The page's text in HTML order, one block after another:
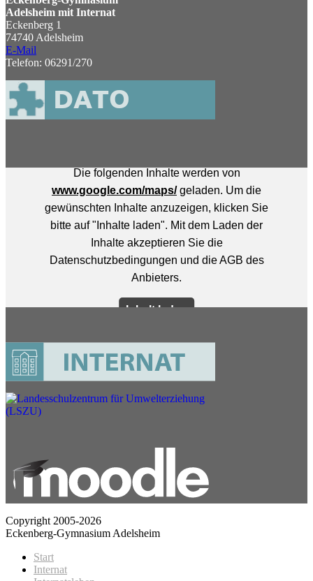
Adelsheim mit Internat
Eckenberg 1
74740 Adelsheim
E-Mail
Telefon: 06291/270
Copyright 2005-2026
Eckenberg-Gymnasium Adelsheim
Start
Internat